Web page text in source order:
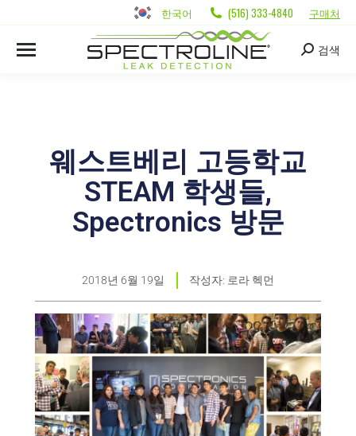
한국어 (516) 333-4840 구매처
검색
웨스트베리 고등학교
STEAM 학생들,
Spectronics 방문
2018년 6월 19일 작성자: 로라 헥먼